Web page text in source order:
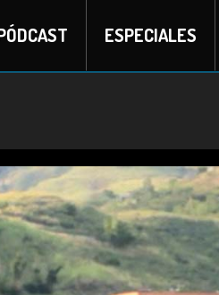
ESPECIALES